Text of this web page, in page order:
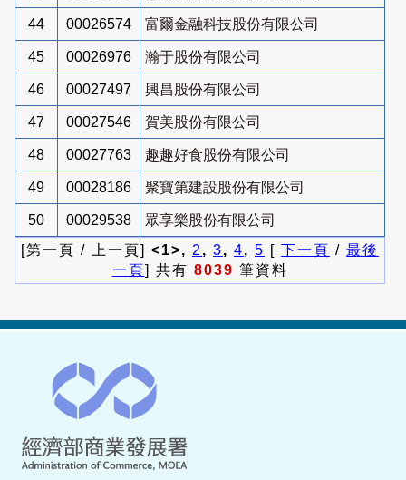
44 00026574 富爾金融科技股份有限公司
45 00026976 瀚于股份有限公司
46 00027497 興昌股份有限公司
47 00027546 賀美股份有限公司
48 00027763 趣趣好食股份有限公司
49 00028186 聚寶第建設股份有限公司
50 00029538
眾享樂股份有限公司
[第一頁 / 上一頁] <1>, 2 , 3, 4, 5 [ 下一頁 / 最後
一頁] 共有 8039 筆資料